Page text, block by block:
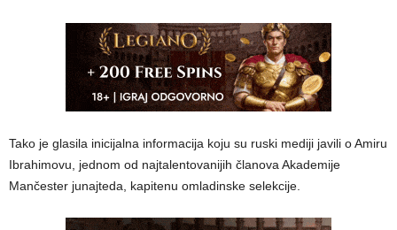
Tako je glasila inicijalna informacija koju su ruski mediji javili o Amiru
Ibrahimovu, jednom od najtalentovanijih članova Akademije
Mančester junajteda, kapitenu omladinske selekcije.